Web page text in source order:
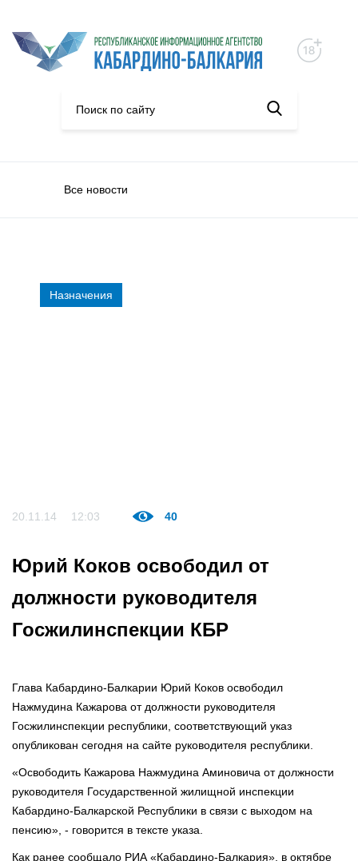
Все новости
Назначения
20.11.14 12:03 40
Юрий Коков освободил от
должности руководителя
Госжилинспекции КБР
Глава Кабардино-Балкарии Юрий Коков освободил
Нажмудина Кажарова от должности руководителя
Госжилинспекции республики, соответствующий указ
опубликован сегодня на сайте руководителя республики.
«Освободить Кажарова Нажмудина Аминовича от должности
руководителя Государственной жилищной инспекции
Кабардино-Балкарской Республики в связи с выходом на
пенсию», - говорится в тексте указа.
Как ранее сообщало РИА «Кабардино-Балкария», в октябре